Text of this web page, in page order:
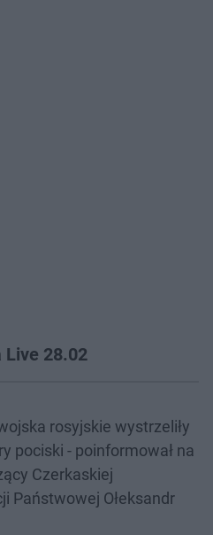
Live 28.02
rosyjskie wystrzeliły
pociski - poinformował na
Czerkaskiej
Państwowej Ołeksandr